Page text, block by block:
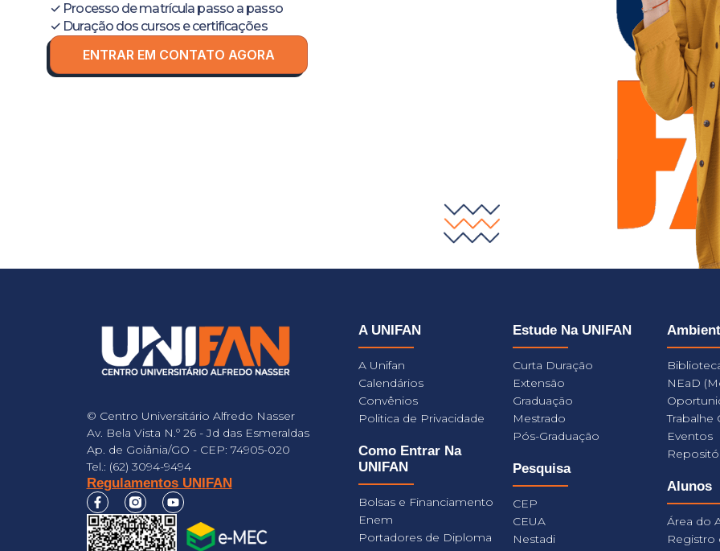
✓ Processo de matrícula passo a passo
✓ Duração dos cursos e certificações
ENTRAR EM CONTATO AGORA
© Centro Universitário Alfredo Nasser
Av. Bela Vista N.º 26 - Jd das Esmeraldas
Ap. de Goiânia/GO - CEP: 74905-020
Tel.: (62) 3094-9494
Regulamentos UNIFAN
A UNIFAN
A Unifan
Calendários
Convênios
Politica de Privacidade
Como Entrar Na
UNIFAN
Bolsas e Financiamento
Enem
Portadores de Diploma
Estude Na UNIFAN
Curta Duração
Extensão
Graduação
Mestrado
Pós-Graduação
Pesquisa
CEP
CEUA
Nestadi
NEaD
Trabalhe
Eventos
Alunos
Área do
Registro